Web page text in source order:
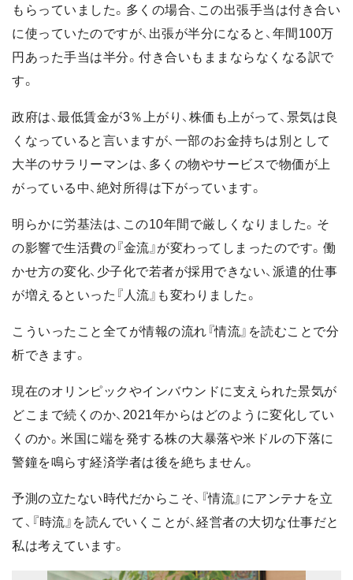
もらっていました。多くの場合、この出張手当は付き合い
に使っていたのですが、出張が半分になると、年間100万
円あった手当は半分。付き合いもままならなくなる訳で
す。
政府は、最低賃金が3％上がり、株価も上がって、景気は良
くなっていると言いますが、一部のお金持ちは別として
大半のサラリーマンは、多くの物やサービスで物価が上
がっている中、絶対所得は下がっています。
明らかに労基法は、この10年間で厳しくなりました。そ
の影響で生活費の『金流』が変わってしまったのです。働
かせ方の変化、少子化で若者が採用できない、派遣的仕事
が増えるといった『人流』も変わりました。
こういったこと全てが情報の流れ『情流』を読むことで分
析できます。
現在のオリンピックやインバウンドに支えられた景気が
どこまで続くのか、2021年からはどのように変化してい
くのか。米国に端を発する株の大暴落や米ドルの下落に
警鐘を鳴らす経済学者は後を絶ちません。
予測の立たない時代だからこそ、『情流』にアンテナを立
て、『時流』を読んでいくことが、経営者の大切な仕事だと
私は考えています。